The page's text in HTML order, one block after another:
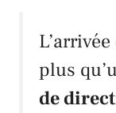
L’arrivée
plus
de